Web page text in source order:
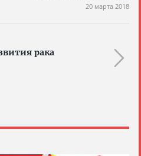
20 марта 2018
рака